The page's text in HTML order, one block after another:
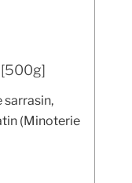
[500g]
sarrasin,
(Minoterie